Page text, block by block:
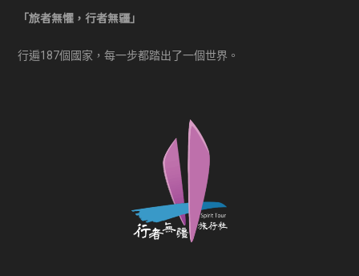
「旅者無懼，行者無疆」
行遍187個國家，每一步都踏出了一個世界。